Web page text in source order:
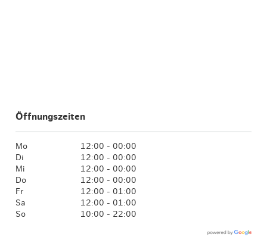
Öffnungszeiten
Mo
12:00 - 00:00
Di
12:00 - 00:00
Mi
12:00 - 00:00
Do
12:00 - 00:00
Fr
12:00 - 01:00
Sa
12:00 - 01:00
So
10:00 - 22:00